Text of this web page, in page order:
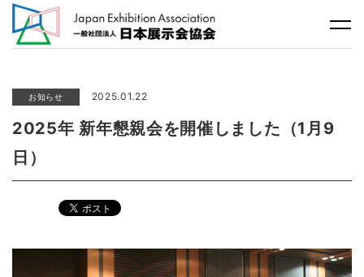
お知らせ 2025.01.22
2025年 新年懇親会を開催しました（1月9
日）